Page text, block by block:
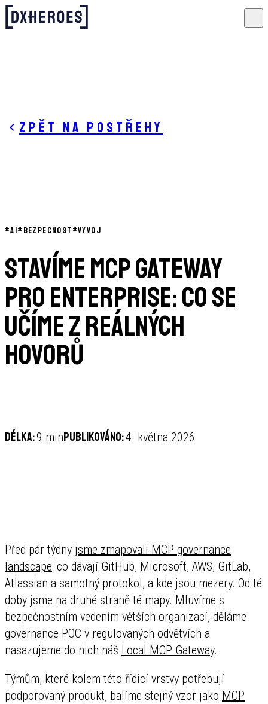
Zpět na postřehy
#AI# BEZPECNOST #VYVOJ
Stavíme MCP gateway
pro enterprise: co se
učíme z reálných
hovorů
Délka:9 minPublikováno:4. května 2026
Před pár týdny jsme zmapovali MCP governance
landscape: co dávají GitHub, Microsoft, AWS, GitLab,
Atlassian a samotný protokol, a kde jsou mezery. Od té
doby jsme na druhé straně té mapy. Mluvíme s
bezpečnostním vedením větších organizací, děláme
governance POC v regulovaných odvětvích a
nasazujeme do nich náš Local MCP Gateway.
Týmům, které kolem této řídicí vrstvy potřebují
podporovaný produkt, balíme stejný vzor jako MCP